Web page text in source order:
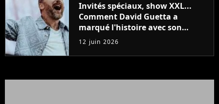
Invités spéciaux, show XXL...
Comment David Guetta a
marqué l'histoire avec son
concert explosif au Stade de
France
12 juin 2026